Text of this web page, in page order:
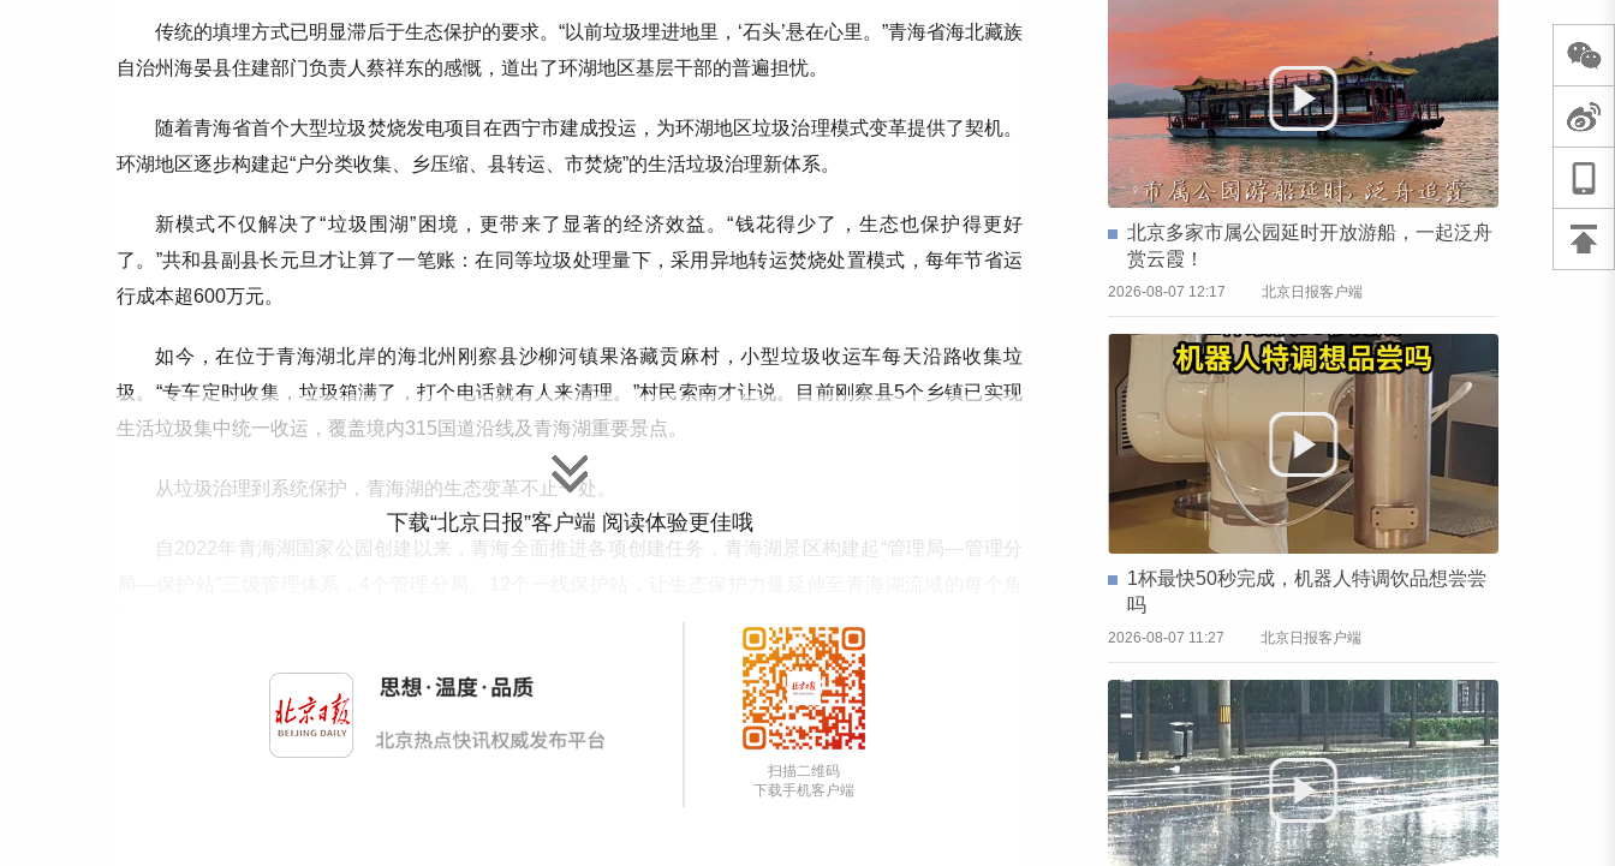
传统的填埋方式已明显滞后于生态保护的要求。“以前垃圾埋进地里，‘石头’悬在心里。”青海省海北藏族
自治州海晏县住建部门负责人蔡祥东的感慨，道出了环湖地区基层干部的普遍担忧。
随着青海省首个大型垃圾焚烧发电项目在西宁市建成投运，为环湖地区垃圾治理模式变革提供了契机。
环湖地区逐步构建起“户分类收集、乡压缩、县转运、市焚烧”的生活垃圾治理新体系。
新模式不仅解决了“垃圾围湖”困境，更带来了显著的经济效益。“钱花得少了，生态也保护得更好
了。”共和县副县长元旦才让算了一笔账：在同等垃圾处理量下，采用异地转运焚烧处置模式，每年节省运
行成本超600万元。
如今，在位于青海湖北岸的海北州刚察县沙柳河镇果洛藏贡麻村，小型垃圾收运车每天沿路收集垃
圾。“专车定时收集，垃圾箱满了，打个电话就有人来清理。”村民索南才让说。目前刚察县5个乡镇已实现
生活垃圾集中统一收运，覆盖境内315国道沿线及青海湖重要景点。
从垃圾治理到系统保护，青海湖的生态变革不止一处。
自2022年青海湖国家公园创建以来，青海全面推进各项创建任务，青海湖景区构建起“管理局—管理分
下载“北京日报”客户端 阅读体验更佳哦
扫描二维码
下载手机客户端
北京多家市属公园延时开放游船，一起泛舟
赏云霞！
2026-08-07 12:17 北京日报客户端
1杯最快50秒完成，机器人特调饮品想尝尝
吗
2026-08-07 11:27 北京日报客户端